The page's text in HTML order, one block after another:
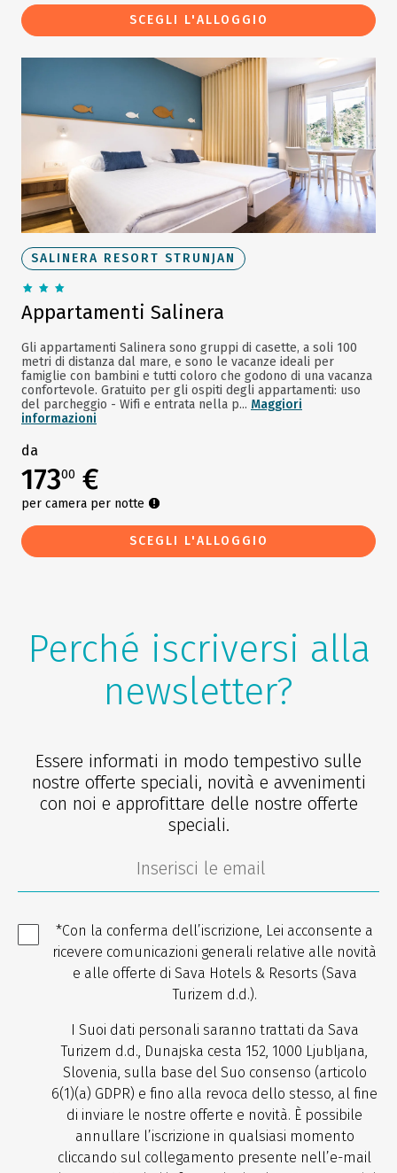
SCEGLI L'ALLOGGIO
SALINERA RESORT STRUNJAN
Appartamenti Salinera
Gli appartamenti Salinera sono gruppi di casette, a soli 100
metri di distanza dal mare, e sono le vacanze ideali per
famiglie con bambini e tutti coloro che godono di una vacanza
confortevole. Gratuito per gli ospiti degli appartamenti: uso
del parcheggio - Wifi e entrata nella p... Maggiori
informazioni
da
17300 €
per camera per notte
SCEGLI L'ALLOGGIO
Perché iscriversi alla
newsletter?
Essere informati in modo tempestivo sulle
nostre offerte speciali, novità e avvenimenti
con noi e approfittare delle nostre offerte
speciali.
*Con la conferma dell’iscrizione, Lei acconsente a
ricevere comunicazioni generali relative alle novità
e alle offerte di Sava Hotels & Resorts (Sava
Turizem d.d.).
I Suoi dati personali saranno trattati da Sava
Turizem d.d., Dunajska cesta 152, 1000 Ljubljana,
Slovenia, sulla base del Suo consenso (articolo
6(1)(a) GDPR) e fino alla revoca dello stesso, al fine
di inviare le nostre offerte e novità. È possibile
annullare l’iscrizione in qualsiasi momento
cliccando sul collegamento presente nell’e-mail